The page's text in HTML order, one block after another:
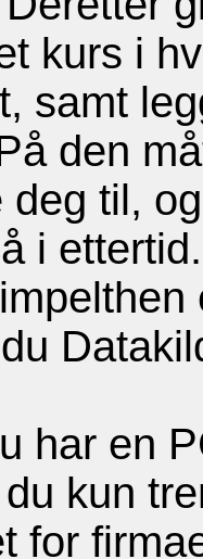
kurs i
samt
den
deg til,
i
har en
kun
for